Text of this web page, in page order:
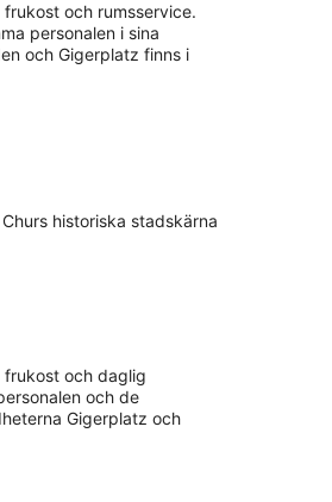
och rumsservice.
personalen i sina
och Gigerplatz finns i
historiska stadskärna
frukost och daglig
och de
Gigerplatz och